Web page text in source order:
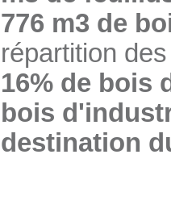
776 m3 de
répartition
16% de bois
bois
destination